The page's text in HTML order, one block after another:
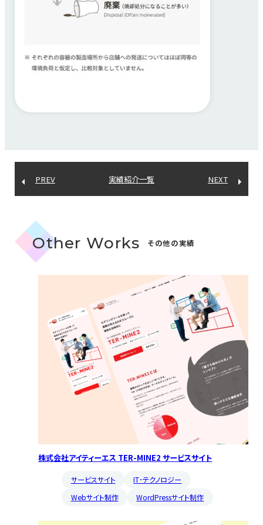
PREV 実績紹介一覧 NEXT
Other Works その他の実績
株式会社アイティーエス TER-MINE2 サービスサイト
サービスサイト
IT･テクノロジー
Webサイト制作
WordPressサイト制作